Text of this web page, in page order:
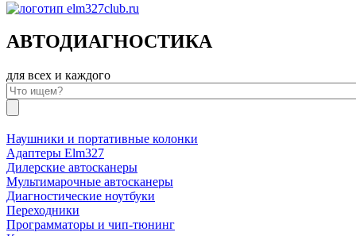
АВТОДИАГНОСТИКА
для всех и каждого
Наушники и портативные колонки
Адаптеры Elm327
Дилерские автосканеры
Мультимарочные автосканеры
Диагностические ноутбуки
Переходники
Программаторы и чип-тюнинг